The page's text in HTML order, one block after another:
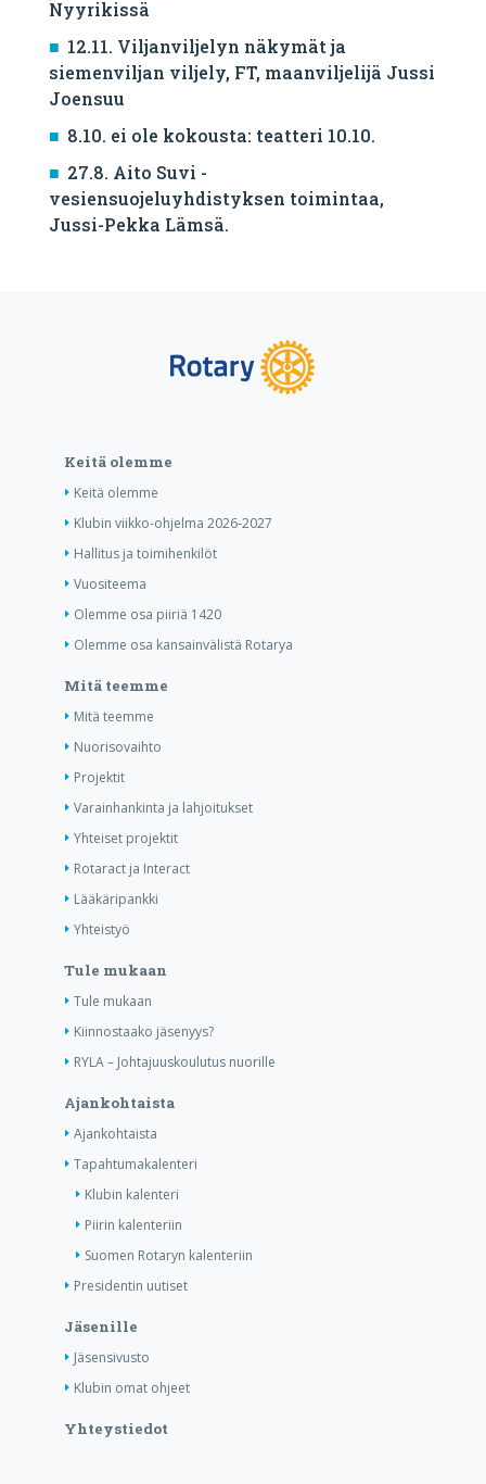
Nyyrikissä
12.11. Viljanviljelyn näkymät ja
siemenviljan viljely, FT, maanviljelijä Jussi
Joensuu
8.10. ei ole kokousta: teatteri 10.10.
27.8. Aito Suvi -
vesiensuojeluyhdistyksen toimintaa,
Jussi-Pekka Lämsä.
Keitä olemme
Keitä olemme
Klubin viikko-ohjelma 2026-2027
Hallitus ja toimihenkilöt
Vuositeema
Olemme osa piiriä 1420
Olemme osa kansainvälistä Rotarya
Mitä teemme
Mitä teemme
Nuorisovaihto
Projektit
Varainhankinta ja lahjoitukset
Yhteiset projektit
Rotaract ja Interact
Lääkäripankki
Yhteistyö
Tule mukaan
Tule mukaan
Kiinnostaako jäsenyys?
RYLA – Johtajuuskoulutus nuorille
Ajankohtaista
Ajankohtaista
Tapahtumakalenteri
Klubin kalenteri
Piirin kalenteriin
Suomen Rotaryn kalenteriin
Presidentin uutiset
Jäsenille
Jäsensivusto
Klubin omat ohjeet
Yhteystiedot